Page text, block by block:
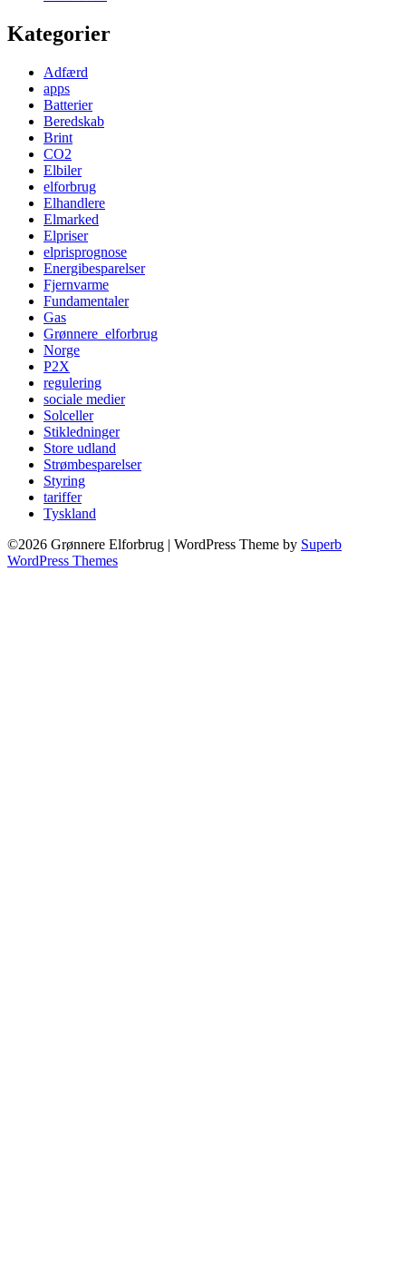
Kategorier
Adfærd
apps
Batterier
Beredskab
Brint
CO2
Elbiler
elforbrug
Elhandlere
Elmarked
Elpriser
elprisprognose
Energibesparelser
Fjernvarme
Fundamentaler
Gas
Grønnere_elforbrug
Norge
P2X
regulering
sociale medier
Solceller
Stikledninger
Store udland
Strømbesparelser
Styring
tariffer
Tyskland
©2026 Grønnere Elforbrug | WordPress Theme by Superb
WordPress Themes